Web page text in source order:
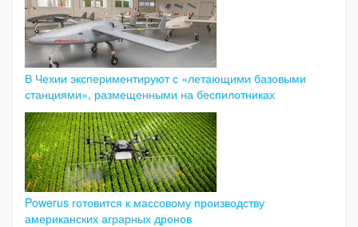
В Чехии экспериментируют с «летающими базовыми
станциями», размещенными на беспилотниках
Powerus готовится к массовому производству
американских аграрных дронов